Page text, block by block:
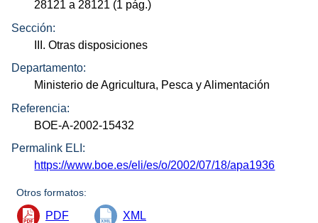
28121 a 28121 (1 pág.)
Sección:
III. Otras disposiciones
Departamento:
Ministerio de Agricultura, Pesca y Alimentación
Referencia:
BOE-A-2002-15432
Permalink ELI:
https://www.boe.es/eli/es/o/2002/07/18/apa1936
Otros formatos:
PDF XML